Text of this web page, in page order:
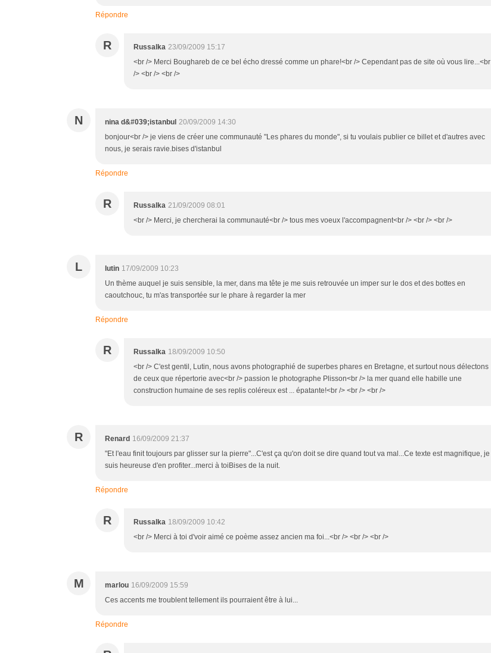
Répondre
R Russalka 23/09/2009 15:17
<br /> Merci Boughareb de ce bel écho dressé comme un phare!<br /> Cependant pas de site où vous lire...<br
/> <br /> <br />
N nina d&#039;istanbul 20/09/2009 14:30
bonjour<br /> je viens de créer une communauté "Les phares du monde", si tu voulais publier ce billet et d'autres avec
nous, je serais ravie.bises d'istanbul
Répondre
R Russalka 21/09/2009 08:01
<br /> Merci, je chercherai la communauté<br /> tous mes voeux l'accompagnent<br /> <br /> <br />
L lutin 17/09/2009 10:23
Un thème auquel je suis sensible, la mer, dans ma tête je me suis retrouvée un imper sur le dos et des bottes en
caoutchouc, tu m'as transportée sur le phare à regarder la mer
Répondre
R Russalka 18/09/2009 10:50
<br /> C'est gentil, Lutin, nous avons photographié de superbes phares en Bretagne, et surtout nous délectons
de ceux que répertorie avec<br /> passion le photographe Plisson<br /> la mer quand elle habille une
construction humaine de ses replis coléreux est ... épatante!<br /> <br /> <br />
R Renard 16/09/2009 21:37
"Et l'eau finit toujours par glisser sur la pierre"...C'est ça qu'on doit se dire quand tout va mal...Ce texte est magnifique, je
suis heureuse d'en profiter...merci à toiBises de la nuit.
Répondre
R Russalka 18/09/2009 10:42
<br /> Merci à toi d'voir aimé ce poème assez ancien ma foi...<br /> <br /> <br />
M marlou 16/09/2009 15:59
Ces accents me troublent tellement ils pourraient être à lui...
Répondre